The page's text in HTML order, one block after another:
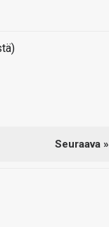
Seuraava »